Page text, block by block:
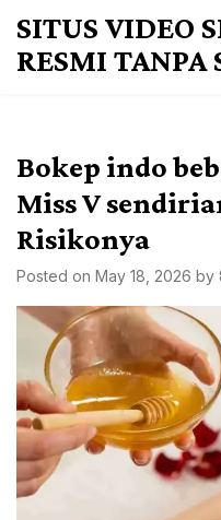
content
SITUS VIDEO
RESMI TANPA
Bokep indo
Miss V
Risikonya
Posted on May 18, 2026 by